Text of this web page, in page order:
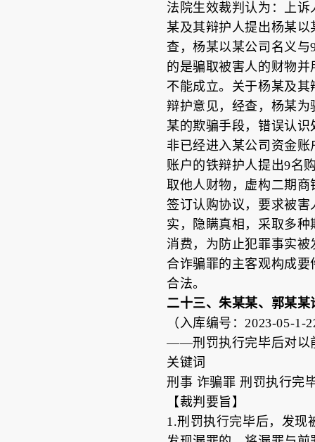
法院生效裁判认为：上
某及其辩护人提出杨某
查，杨某以某公司名义
的是骗取被害人的财物
不能成立。关于杨某及
辩护意见，经查，杨某
某的欺骗手段，错误认
非已经进入某公司资金
账户的铁辩护人提出9名
取他人财物，虚构二期
签订认购协议，要求被
实，隐瞒真相，采取多
消费，为防止犯罪事实
合诈骗罪的主客观构成
合法。
二十三、朱某某、郭某某
（入库编号：2023-05-1-
——刑罚执行完毕后对以
关键词
刑事 诈骗罪 刑罚执行完
【裁判要旨】
1.刑罚执行完毕后，发现